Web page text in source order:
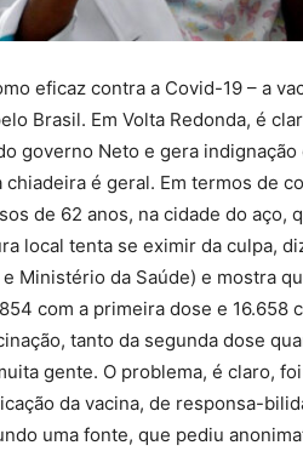
eficaz contra a Covid-19 – a
Brasil. Em Volta Redonda, é
governo Neto e gera
chiadeira é geral. Em termos de
de 62 anos, na cidade do aço,
local tenta se eximir da culpa,
Ministério da Saúde) e mostra
com a primeira dose e 16.658
tanto da segunda dose
gente. O problema, é claro,
da vacina, de responsa-
uma fonte, que pediu